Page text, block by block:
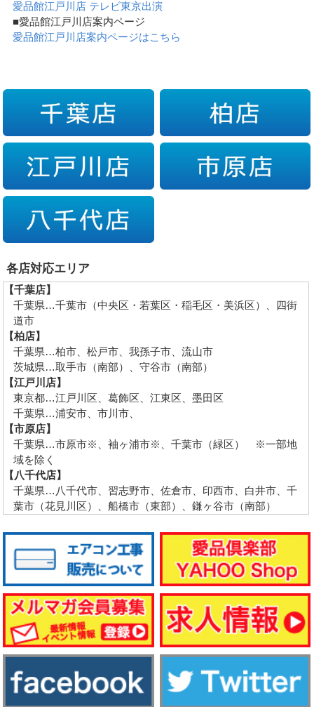
愛品館江戸川店 テレビ東京出演
■愛品館江戸川店案内ページ
愛品館江戸川店案内ページはこちら
各店対応エリア
【千葉店】
千葉県…千葉市（中央区・若葉区・稲毛区・美浜区）、四街
道市
【柏店】
千葉県…柏市、松戸市、我孫子市、流山市
茨城県…取手市（南部）、守谷市（南部）
【江戸川店】
東京都…江戸川区、葛飾区、江東区、墨田区
千葉県…浦安市、市川市、
【市原店】
千葉県…市原市※、袖ヶ浦市※、千葉市（緑区） ※一部地
域を除く
【八千代店】
千葉県…八千代市、習志野市、佐倉市、印西市、白井市、千
葉市（花見川区）、船橋市（東部）、鎌ヶ谷市（南部）